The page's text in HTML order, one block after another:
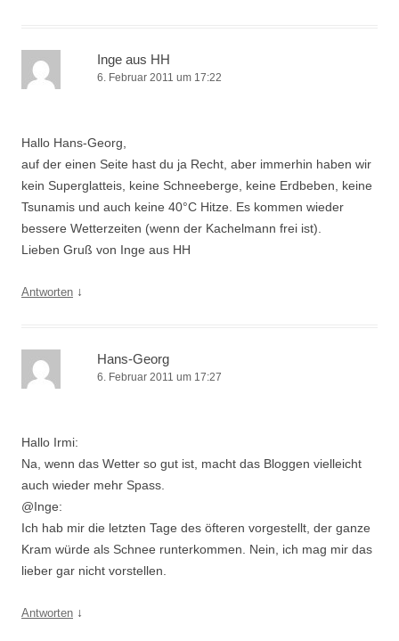
Inge aus HH
6. Februar 2011 um 17:22
Hallo Hans-Georg,
auf der einen Seite hast du ja Recht, aber immerhin haben wir
kein Superglatteis, keine Schneeberge, keine Erdbeben, keine
Tsunamis und auch keine 40°C Hitze. Es kommen wieder
bessere Wetterzeiten (wenn der Kachelmann frei ist).
Lieben Gruß von Inge aus HH
Antworten ↓
Hans-Georg
6. Februar 2011 um 17:27
Hallo Irmi:
Na, wenn das Wetter so gut ist, macht das Bloggen vielleicht
auch wieder mehr Spass.
@Inge:
Ich hab mir die letzten Tage des öfteren vorgestellt, der ganze
Kram würde als Schnee runterkommen. Nein, ich mag mir das
lieber gar nicht vorstellen.
Antworten ↓